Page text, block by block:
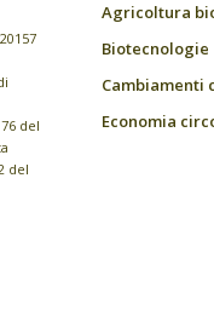
del
del
Agricoltura
Biotecnologie
Cambiamenti
Economia